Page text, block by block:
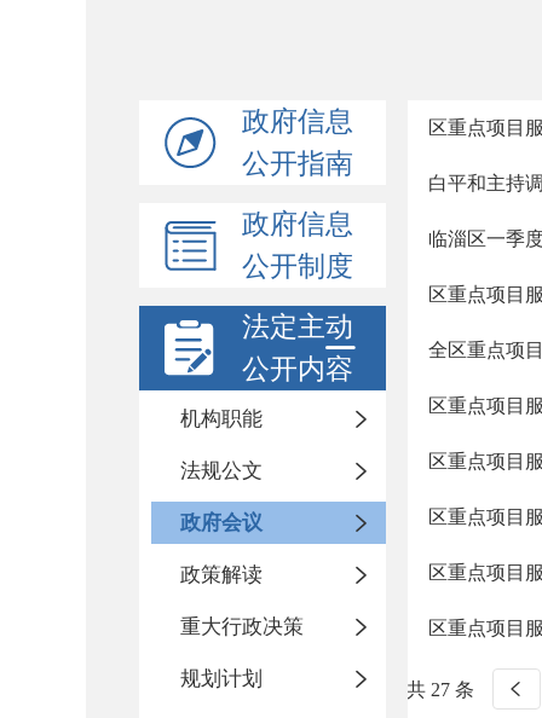
政府信息
公开指南
政府信息
公开制度
法定主动
公开内容
机构职能
法规公文
政府会议
政策解读
重大行政决策
规划计划
区重点项目
白平和主持
临淄区一季
区重点项目
全区重点项
区重点项目
区重点项目
区重点项目
区重点项目
区重点项目
共 27 条